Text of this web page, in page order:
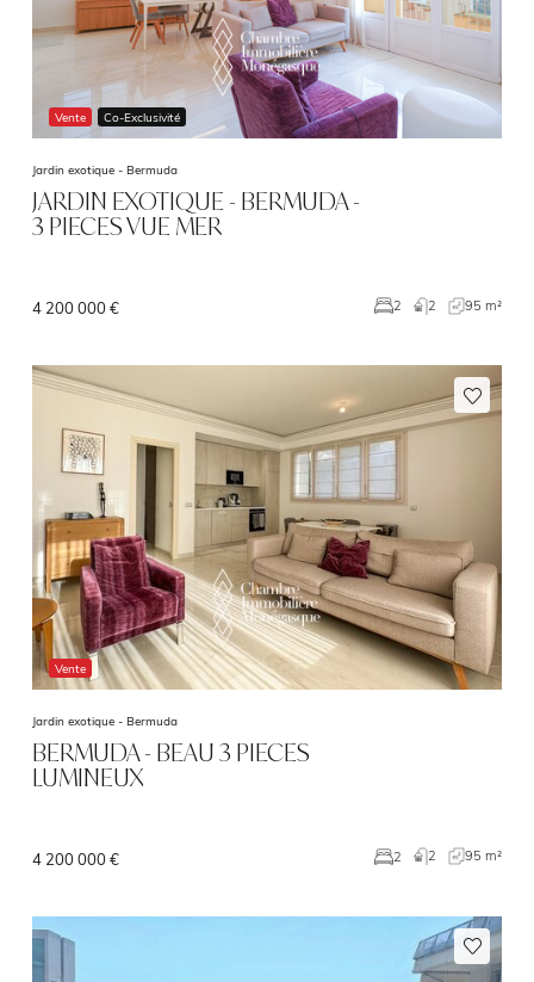
Vente Co-Exclusivité
Jardin exotique - Bermuda
JARDIN EXOTIQUE - BERMUDA -
3 PIECES VUE MER
4 200 000 € 2 2 95 m²
Vente
Jardin exotique - Bermuda
BERMUDA - BEAU 3 PIECES
LUMINEUX
4 200 000 € 2 2 95 m²